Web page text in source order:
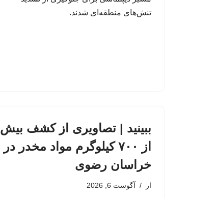
تنش‌های منطقه‌ای شدند.
ببینید | تصاویری از کشف بیش
از ۷۰۰ کیلوگرم مواد مخدر در
خراسان رضوی
از آگوست 6, 2026